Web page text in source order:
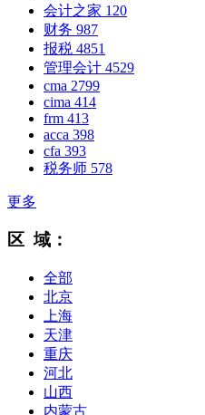
会计之家 120
财务 987
报税 4851
管理会计 4529
cma 2799
cima 414
frm 413
acca 398
cfa 393
税务师 578
更多
区 域：
全部
北京
上海
天津
重庆
河北
山西
内蒙古